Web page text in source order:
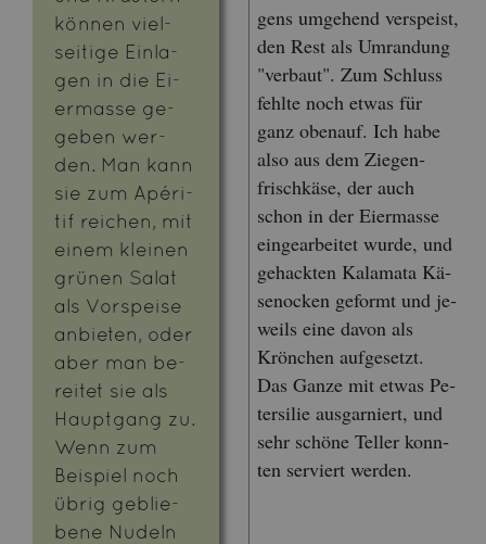
kön­nen viel­
sei­ti­ge Ein­la­
gen in die Ei­
er­mas­se ge­
ge­ben wer­
den. Man kann
sie zum Apé­ri­
tif rei­chen, mit
einem klei­nen
grü­nen Salat
als Vor­spei­se
an­bie­ten, oder
aber man be­
rei­tet sie als
Haupt­gang zu.
Wenn zum
Bei­spiel noch
übrig ge­blie­
be­ne Nu­deln
gens um­ge­hend ver­speist,
den Rest als Um­ran­dung
"ver­baut". Zum Schluss
fehl­te noch etwas für
ganz oben­auf. Ich habe
also aus dem Zie­gen­
frisch­kä­se, der auch
schon in der Ei­er­mas­se
ein­ge­ar­bei­tet wurde, und
ge­hack­ten Ka­la­ma­ta Kä­
sen­o­cken ge­formt und je­
weils eine davon als
Krön­chen auf­ge­setzt.
Das Ganze mit etwas Pe­
ter­si­lie aus­gar­niert, und
sehr schö­ne Tel­ler konn­
ten ser­viert wer­den.